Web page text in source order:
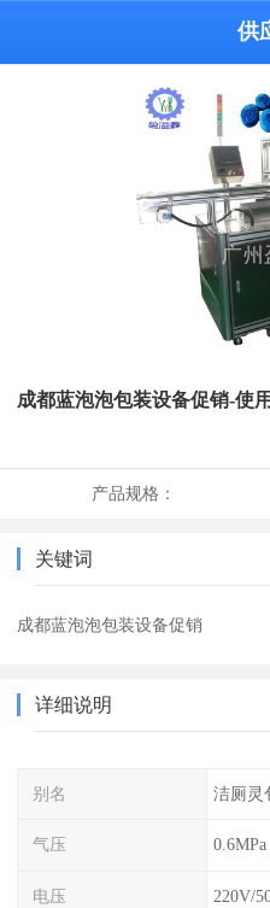
供
成都蓝泡泡包装设备促销-使
产品规格：
关键词
成都蓝泡泡包装设备促销
详细说明
别名 洁厕灵
气压 0.6MPa
电压 220V/